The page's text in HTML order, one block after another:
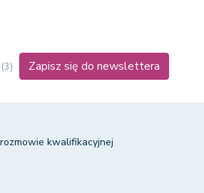
(3) Zapisz się do newslettera
kwalifikacyjnej